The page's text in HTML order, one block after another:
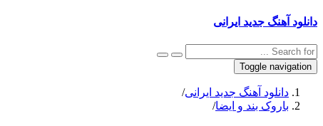
دانلود آهنگ جدید ایرانی
Toggle navigation
دانلود آهنگ جدید ایرانی/
باروک بند و ایضا/